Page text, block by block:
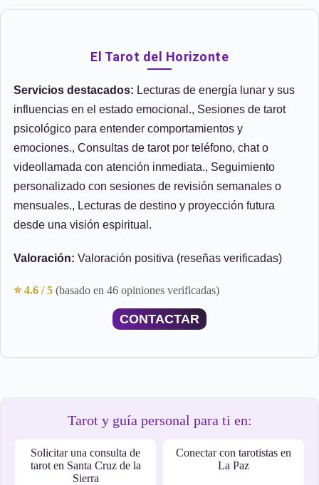
El Tarot del Horizonte
Servicios destacados: Lecturas de energía lunar y sus
influencias en el estado emocional., Sesiones de tarot
psicológico para entender comportamientos y
emociones., Consultas de tarot por teléfono, chat o
videollamada con atención inmediata., Seguimiento
personalizado con sesiones de revisión semanales o
mensuales., Lecturas de destino y proyección futura
desde una visión espiritual.
Valoración: Valoración positiva (reseñas verificadas)
⭐ 4.6 / 5 (basado en 46 opiniones verificadas)
CONTACTAR
Tarot y guía personal para ti en:
Solicitar una consulta de
tarot en Santa Cruz de la
Sierra
Conectar con tarotistas en
La Paz